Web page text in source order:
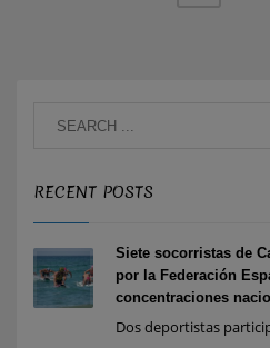
RECENT POSTS
Siete socorristas de
por la Federación
concentraciones
Dos deportistas